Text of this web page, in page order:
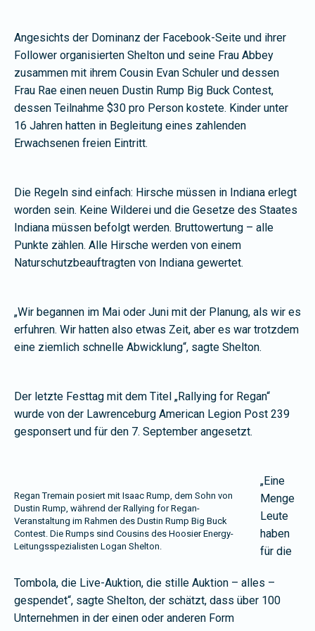
Angesichts der Dominanz der Facebook-Seite und ihrer
Follower organisierten Shelton und seine Frau Abbey
zusammen mit ihrem Cousin Evan Schuler und dessen
Frau Rae einen neuen Dustin Rump Big Buck Contest,
dessen Teilnahme $30 pro Person kostete. Kinder unter
16 Jahren hatten in Begleitung eines zahlenden
Erwachsenen freien Eintritt.
Die Regeln sind einfach: Hirsche müssen in Indiana erlegt
worden sein. Keine Wilderei und die Gesetze des Staates
Indiana müssen befolgt werden. Bruttowertung – alle
Punkte zählen. Alle Hirsche werden von einem
Naturschutzbeauftragten von Indiana gewertet.
„Wir begannen im Mai oder Juni mit der Planung, als wir es
erfuhren. Wir hatten also etwas Zeit, aber es war trotzdem
eine ziemlich schnelle Abwicklung“, sagte Shelton.
Der letzte Festtag mit dem Titel „Rallying for Regan“
wurde von der Lawrenceburg American Legion Post 239
gesponsert und für den 7. September angesetzt.
Regan Tremain posiert mit Isaac Rump, dem Sohn von
Dustin Rump, während der Rallying for Regan-
Veranstaltung im Rahmen des Dustin Rump Big Buck
Contest. Die Rumps sind Cousins des Hoosier Energy-
Leitungsspezialisten Logan Shelton.
„Eine
Menge
Leute
haben
für die
Tombola, die Live-Auktion, die stille Auktion – alles –
gespendet“, sagte Shelton, der schätzt, dass über 100
Unternehmen in der einen oder anderen Form